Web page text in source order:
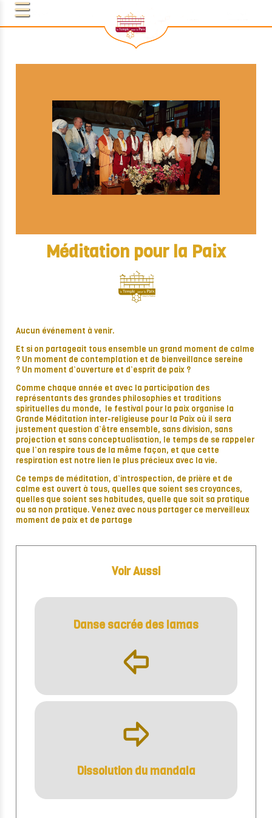
Méditation pour la Paix
Aucun événement à venir.
Et si on partageait tous ensemble un grand moment de calme
? Un moment de contemplation et de bienveillance sereine
? Un moment d’ouverture et d’esprit de paix ?
Comme chaque année et avec la participation des
représentants des grandes philosophies et traditions
spirituelles du monde, le festival pour la paix organise la
Grande Méditation inter-religieuse pour la Paix où il sera
justement question d’être ensemble, sans division, sans
projection et sans conceptualisation, le temps de se rappeler
que l’on respire tous de la même façon, et que cette
respiration est notre lien le plus précieux avec la vie.
Ce temps de méditation, d’introspection, de prière et de
calme est ouvert à tous, quelles que soient ses croyances,
quelles que soient ses habitudes, quelle que soit sa pratique
ou sa non pratique. Venez avec nous partager ce merveilleux
moment de paix et de partage
Voir Aussi
Danse sacrée des lamas
þ
ÿ
Dissolution du mandala